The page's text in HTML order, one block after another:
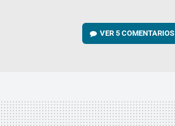
VER5 COMENTARIOS